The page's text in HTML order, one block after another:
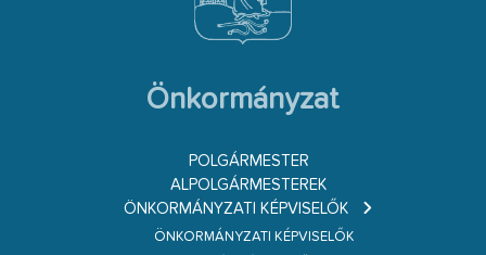
Önkormányzat
POLGÁRMESTER
ALPOLGÁRMESTEREK
ÖNKORMÁNYZATI KÉPVISELŐK
ÖNKORMÁNYZATI KÉPVISELŐK